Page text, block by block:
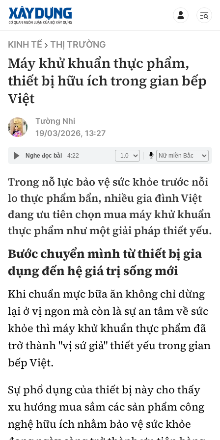
TIN BỘ XÂY DỰNG
CHUYÊN MỤC
Mới nhất
Thời sự
Chính trị
Xã hội
Chuyện dọc đường
Cải chính
Xây dựng
Chỉ đạo điều hành
Quy hoạch kiến trúc
Vật liệu xây dựng
Giám định chất lượng
Quản lý đô thị
Giao thông
Quản lý
Đường bộ
Hàng không
Đường sắt
Đăng kiểm
Đường sắt tốc độ cao
Đường thủy
Hàng hải
Đường sắt đô thị
Thị trường
Tài chính
Chứng khoán
Bảo hiểm
Doanh nghiệp
Pháp luật
Thanh tra
An ninh hình sự
Điều tra
Pháp đình
Hỏi - Đáp
An toàn giao thông
Giao thông 24h
ATGT địa phương
Văn hóa giao thông
Lái xe an toàn
Chung tay vì ATGT
Chất lượng sống
Giáo dục
Đời sống
Lao động - Công đoàn
Văn hóa - Giải Trí
Showbiz
Điện ảnh
Thể thao
Bóng đá
Bình luận
Công nghệ
KINH TẾ THỊ TRƯỜNG
Máy khử khuẩn thực phẩm,
thiết bị hữu ích trong gian bếp
Việt
Tường Nhi
19/03/2026, 13:27
Nghe đọc bài 4:22
Trong nỗ lực bảo vệ sức khỏe trước nỗi
lo thực phẩm bẩn, nhiều gia đình Việt
đang ưu tiên chọn mua máy khử khuẩn
thực phẩm như một giải pháp thiết yếu.
Bước chuyển mình từ thiết bị gia
dụng đến hệ giá trị sống mới
Khi chuẩn mực bữa ăn không chỉ dừng
lại ở vị ngon mà còn là sự an tâm về sức
khỏe thì máy khử khuẩn thực phẩm đã
trở thành "vị sứ giả" thiết yếu trong gian
bếp Việt.
Sự phổ dụng của thiết bị này cho thấy
xu hướng mua sắm các sản phẩm công
nghệ hữu ích nhằm bảo vệ sức khỏe